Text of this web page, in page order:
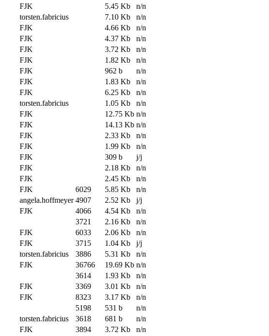
FJK 5.45 Kb
n/n
torsten.fabricius 7.10 Kb
n/n
FJK 4.66 Kb
n/n
FJK 4.37 Kb
n/n
FJK 3.72 Kb
n/n
FJK 1.82 Kb
n/n
FJK 962 b
n/n
FJK 1.83 Kb
n/n
FJK 6.25 Kb
n/n
torsten.fabricius 1.05 Kb
n/n
FJK 12.75 Kb n/n
FJK 14.13 Kb n/n
FJK 2.33 Kb
n/n
FJK 1.99 Kb
n/n
FJK 309 b
j/j
FJK 2.18 Kb
n/n
FJK 2.45 Kb
n/n
FJK 6029 5.85 Kb
n/n
angela.hoffmeyer 4907 2.52 Kb
j/j
FJK 4066 4.54 Kb
n/n
3721 2.16 Kb
n/n
FJK 6033 2.06 Kb
n/n
FJK 3715 1.04 Kb
j/j
torsten.fabricius 3886 5.31 Kb
n/n
FJK 36766 19.69 Kb n/n
3614 1.93 Kb
n/n
FJK 3369 3.01 Kb
n/n
FJK 8323 3.17 Kb
n/n
5198 531 b
n/n
torsten.fabricius 3618 681 b
n/n
FJK 3894 3.72 Kb
n/n